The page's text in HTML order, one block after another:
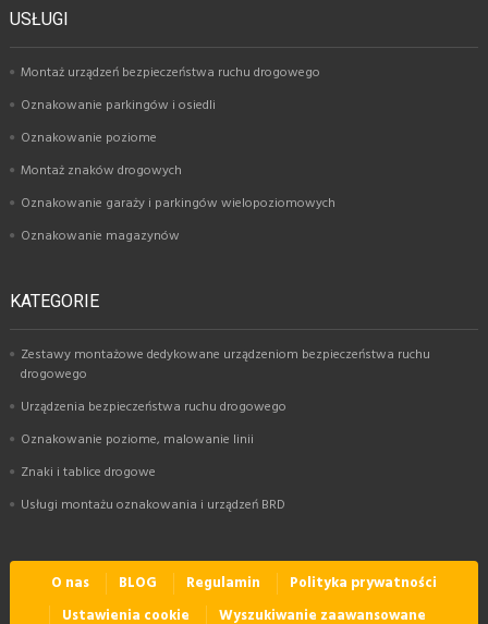
USŁUGI
Montaż urządzeń bezpieczeństwa ruchu drogowego
Oznakowanie parkingów i osiedli
Oznakowanie poziome
Montaż znaków drogowych
Oznakowanie garaży i parkingów wielopoziomowych
Oznakowanie magazynów
KATEGORIE
Zestawy montażowe dedykowane urządzeniom bezpieczeństwa ruchu
drogowego
Urządzenia bezpieczeństwa ruchu drogowego
Oznakowanie poziome, malowanie linii
Znaki i tablice drogowe
Usługi montażu oznakowania i urządzeń BRD
O nas BLOG Regulamin
Polityka prywatności
Ustawienia cookie
Wyszukiwanie zaawansowane